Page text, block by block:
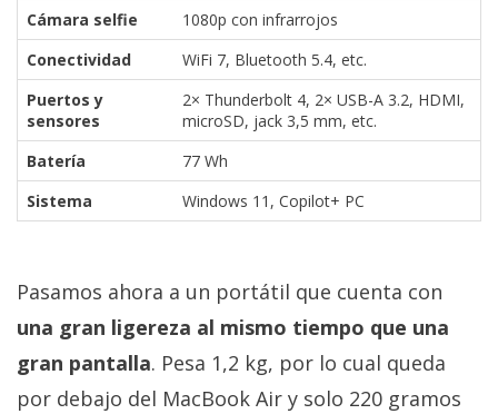
Cámara selfie
1080p con infrarrojos
Conectividad
WiFi 7, Bluetooth 5.4, etc.
Puertos y
sensores
2× Thunderbolt 4, 2× USB-A 3.2, HDMI,
microSD, jack 3,5 mm, etc.
Batería
77 Wh
Sistema
Windows 11, Copilot+ PC
Pasamos ahora a un portátil que cuenta con
una gran ligereza al mismo tiempo que una
gran pantalla. Pesa 1,2 kg, por lo cual queda
por debajo del MacBook Air y solo 220 gramos